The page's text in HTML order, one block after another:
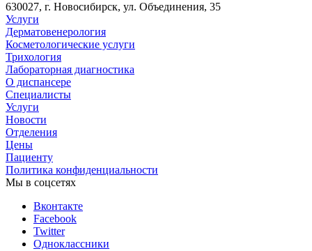
630027, г. Новосибирск, ул. Объединения, 35
Услуги
Дерматовенерология
Косметологические услуги
Трихология
Лабораторная диагностика
О диспансере
Специалисты
Услуги
Новости
Отделения
Цены
Пациенту
Политика конфиденциальности
Мы в соцсетях
Вконтакте
Facebook
Twitter
Одноклассники